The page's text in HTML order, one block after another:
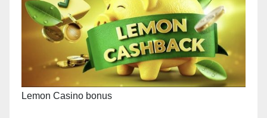
Lemon Casino bonus